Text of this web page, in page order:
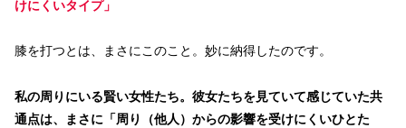
けにくいタイプ」
膝を打つとは、まさにこのこと。妙に納得したのです。
私の周りにいる賢い女性たち。彼女たちを見ていて感じていた共
通点は、まさに「周り（他人）からの影響を受けにくいひとた